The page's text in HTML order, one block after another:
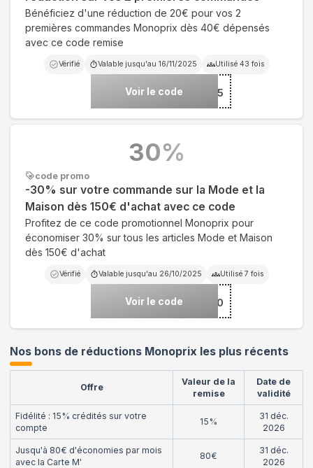
Bénéficiez d'une réduction de 20€ pour vos 2
premières commandes Monoprix dès 40€ dépensés
avec ce code remise
Vérifié Valable jusqu'au 16/11/2025 Utilisé 43 fois
Voir le code
***-AUTOMNE25
code promo
-30% sur votre commande sur la Mode et la
Maison dès 150€ d'achat avec ce code
Profitez de ce code promotionnel Monoprix pour
économiser 30% sur tous les articles Mode et Maison
dès 150€ d'achat
Vérifié Valable jusqu'au 26/10/2025 Utilisé 7 fois
Voir le code***LU30
30%
Nos bons de réductions Monoprix les plus récents
Offre
Valeur de la
remise
Date de
validité
Fidélité : 15% crédités sur votre
compte
15%
31 déc.
2026
Jusqu'à 80€ d'économies par mois
avec la Carte M'
80€
31 déc.
2026